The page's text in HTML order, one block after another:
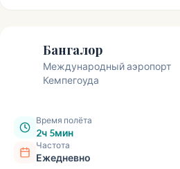
Бангалор
Международный аэропорт
Кемпегоуда
Время полёта
2ч 5мин
Частота
Ежедневно